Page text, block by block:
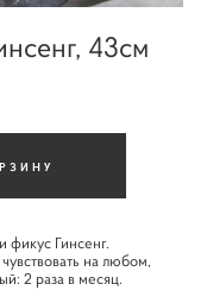
43см
Гинсенг.
на любом,
2 раза в месяц.